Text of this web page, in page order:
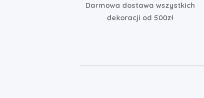
Darmowa dostawa wszystkich
dekoracji od 500zł